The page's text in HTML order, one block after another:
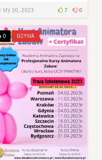
sty 30, 2023 7 0
0 GDYNIA